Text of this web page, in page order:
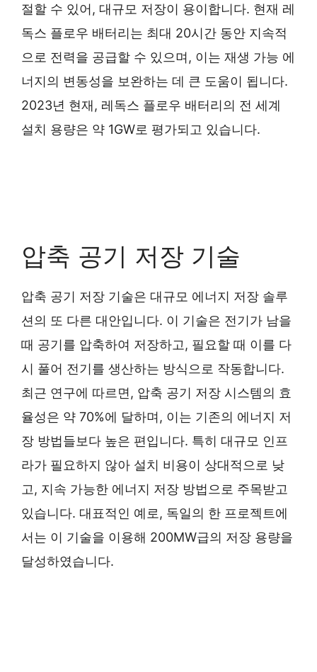
절할 수 있어, 대규모 저장이 용이합니다. 현재 레
독스 플로우 배터리는 최대 20시간 동안 지속적
으로 전력을 공급할 수 있으며, 이는 재생 가능 에
너지의 변동성을 보완하는 데 큰 도움이 됩니다.
2023년 현재, 레독스 플로우 배터리의 전 세계
설치 용량은 약 1GW로 평가되고 있습니다.
압축 공기 저장 기술
압축 공기 저장 기술은 대규모 에너지 저장 솔루
션의 또 다른 대안입니다. 이 기술은 전기가 남을
때 공기를 압축하여 저장하고, 필요할 때 이를 다
시 풀어 전기를 생산하는 방식으로 작동합니다.
최근 연구에 따르면, 압축 공기 저장 시스템의 효
율성은 약 70%에 달하며, 이는 기존의 에너지 저
장 방법들보다 높은 편입니다. 특히 대규모 인프
라가 필요하지 않아 설치 비용이 상대적으로 낮
고, 지속 가능한 에너지 저장 방법으로 주목받고
있습니다. 대표적인 예로, 독일의 한 프로젝트에
서는 이 기술을 이용해 200MW급의 저장 용량을
달성하였습니다.